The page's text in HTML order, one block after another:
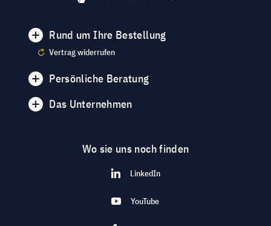
Rund um Ihre Bestellung
Vertrag widerrufen
Persönliche Beratung
Das Unternehmen
Wo sie uns noch finden
LinkedIn
YouTube